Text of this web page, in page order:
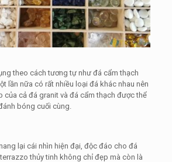
theo cách tương tự như đá cẩm thạch
lần nữa có rất nhiều loại đá khác nhau nên
của cả đá granit và đá cẩm thạch được thể
bóng cuối cùng.
lại cái nhìn hiện đại, độc đáo cho đá
thủy tinh không chỉ đẹp mà còn là